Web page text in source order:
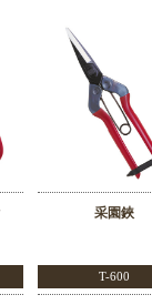
采園鋏
T-600